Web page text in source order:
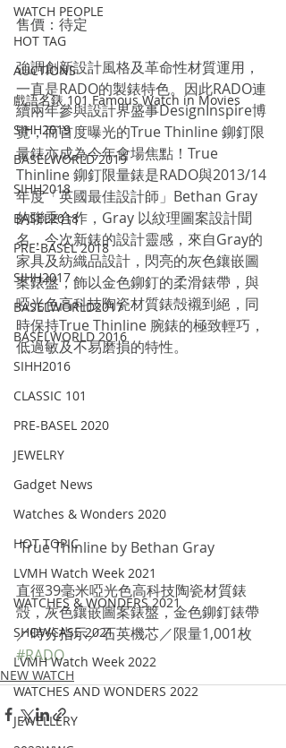
WATCH PEOPLE
HOT TAG
AUCTIONS
戲語名錶 101 Famous Watch in Movies
SIHH2019
BASELWORLD 2019
SIHH2018
BASEL2018
PRE-BASEL 2018
SIHH2017
BASELWORLD2017
BASELWORLD 2016
SIHH2016
CLASSIC 101
PRE-BASEL 2020
JEWELRY
Gadget News
Watches & Wonders 2020
HOT TOPIC
LVMH Watch Week 2021
WATCHES & WONDERS 2021
SHOWCASE 2021
LVMH Watch Week 2022
WATCHES AND WONDERS 2022
JEWELLERY
售價：待定
強調創新設計風格及革命性材質運用，
一直是RADO的製錶特色。因此RADO連
續兩年參與設計界盛事DesignInspire博
覽，而首度曝光的True Thinline 鉚釘限
量錶亦成為今年會場焦點！True
Thinline 鉚釘限量錶是RADO與2013/14
年度「英國最佳設計師」Bethan Gray
的聯乘合作，Gray 以紋理圖案設計聞
名，今次新錶的設計靈感，來自Gray的
家具及紡織品設計，閃亮的灰色鑲嵌圖
案錶盤，飾以金色鉚釘的柔滑錶帶，與
啞光色高科技陶瓷材質錶殻襯到絕，同
時保持True Thinline 腕錶的極致輕巧，
低過敏及不易磨損的特性。
True Thinline by Bethan Gray
直徑39毫米啞光色高科技陶瓷材質錶
殻，灰色鑲嵌圖案錶盤，金色鉚釘錶帶
／時分指示／石英機芯／限量1,001枚
#RADO
NEW WATCH